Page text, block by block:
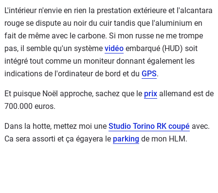
L'intérieur n'envie en rien la prestation extérieure et l'alcantara
rouge se dispute au noir du cuir tandis que l'aluminium en
fait de même avec le carbone. Si mon russe ne me trompe
pas, il semble qu'un système vidéo embarqué (HUD) soit
intégré tout comme un moniteur donnant également les
indications de l'ordinateur de bord et du GPS.
Et puisque Noël approche, sachez que le prix allemand est de
700.000 euros.
Dans la hotte, mettez moi une Studio Torino RK coupé avec.
Ca sera assorti et ça égayera le parking de mon HLM.